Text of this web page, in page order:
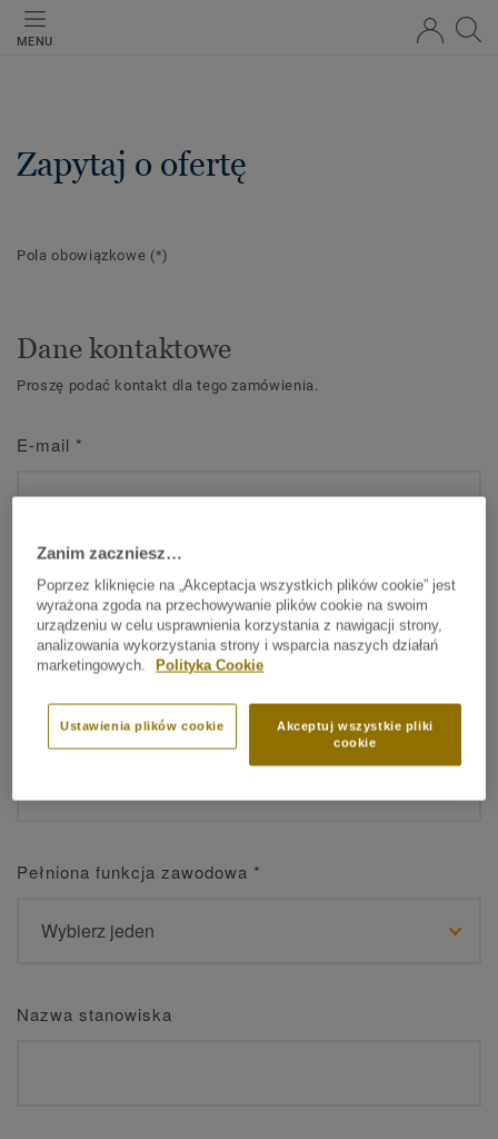
MENU
Zapytaj o ofertę
Pola obowiązkowe (*)
Dane kontaktowe
Proszę podać kontakt dla tego zamówienia.
E-mail *
Imię*
Nazwisko*
Pełniona funkcja zawodowa *
Nazwa stanowiska
Zanim zaczniesz…
Poprzez kliknięcie na „Akceptacja wszystkich plików cookie” jest
wyrażona zgoda na przechowywanie plików cookie na swoim
urządzeniu w celu usprawnienia korzystania z nawigacji strony,
analizowania wykorzystania strony i wsparcia naszych działań
marketingowych.
Polityka Cookie
Akceptuj wszystkie pliki
cookie
Ustawienia plików cookie